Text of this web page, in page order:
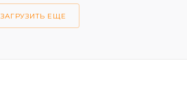
ЗАГРУЗИТЬ ЕЩЕ